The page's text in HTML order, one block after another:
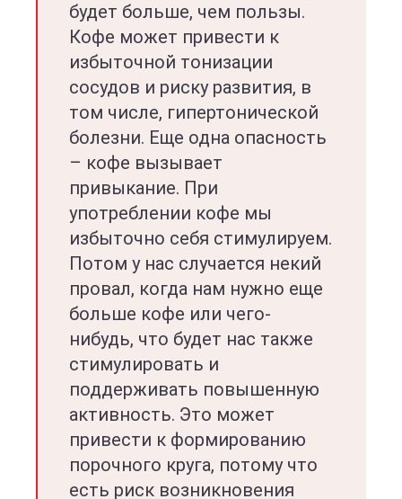
будет больше, чем пользы.
Кофе может привести к
избыточной тонизации
сосудов и риску развития, в
том числе, гипертонической
болезни. Еще одна опасность
– кофе вызывает
привыкание. При
употреблении кофе мы
избыточно себя стимулируем.
Потом у нас случается некий
провал, когда нам нужно еще
больше кофе или чего-
нибудь, что будет нас также
стимулировать и
поддерживать повышенную
активность. Это может
привести к формированию
порочного круга, потому что
есть риск возникновения